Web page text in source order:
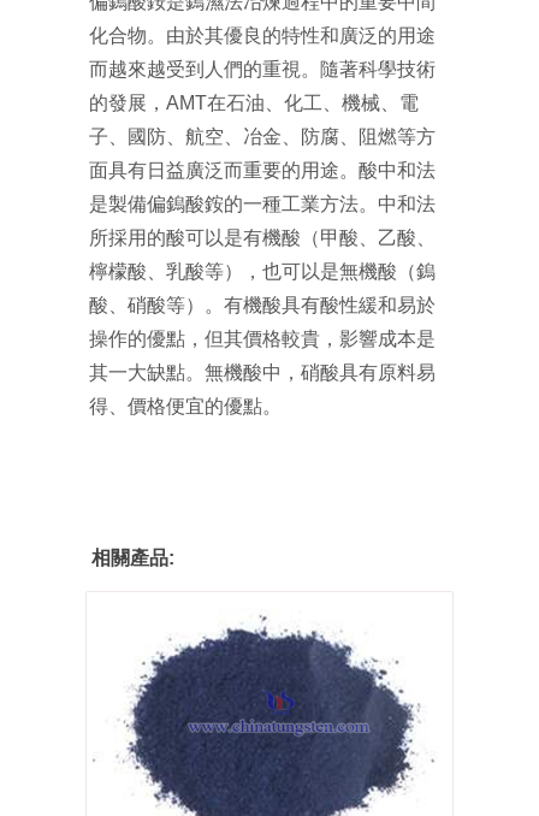
化合物。由於其優良的特性和廣泛的用途
而越來越受到人們的重視。隨著科學技術
的發展，AMT在石油、化工、機械、電
子、國防、航空、冶金、防腐、阻燃等方
面具有日益廣泛而重要的用途。酸中和法
是製備偏鎢酸銨的一種工業方法。中和法
所採用的酸可以是有機酸（甲酸、乙酸、
檸檬酸、乳酸等），也可以是無機酸（鎢
酸、硝酸等）。有機酸具有酸性緩和易於
操作的優點，但其價格較貴，影響成本是
其一大缺點。無機酸中，硝酸具有原料易
得、價格便宜的優點。
相關產品: